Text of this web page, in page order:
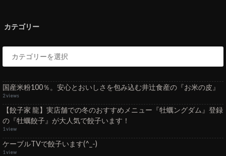
カテゴリー
国産米粉100％。安心とおいしさを包み込む井辻食産の『お米の皮』
2 views
【餃子家 龍】実店舗での冬のおすすめメニュー『牡蠣ングダム』登録
の『牡蠣餃子』が大人気で餃子います！
1 view
ケーブルTVで餃子います(^_-)
1 view